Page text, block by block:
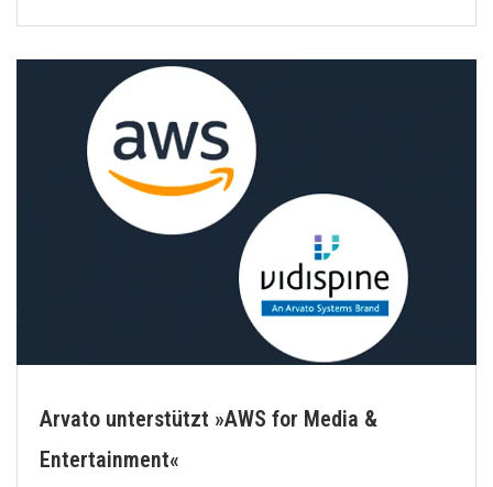
Arvato unterstützt »AWS for Media &
Entertainment«